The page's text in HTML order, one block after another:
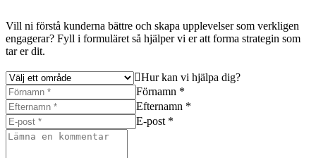
Vill ni förstå kunderna bättre och skapa upplevelser som verkligen
engagerar? Fyll i formuläret så hjälper vi er att forma strategin som
tar er dit.
Hur kan vi hjälpa dig?
Förnamn *
Efternamn *
E-post *